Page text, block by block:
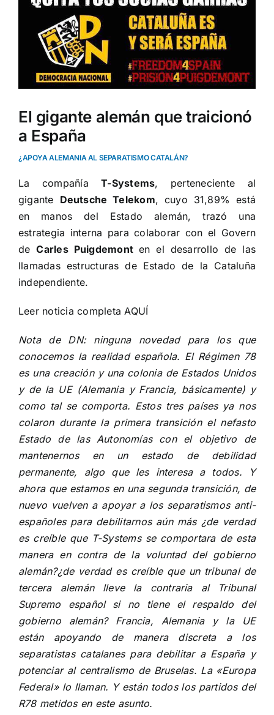
El gigante alemán que traicionó
a España
¿APOYA ALEMANIA AL SEPARATISMO CATALÁN?
La compañíaT-Systems, perteneciente al
gigante Deutsche Telekom, cuyo 31,89% está
en manos del Estado alemán, trazó una
estrategia interna para colaborar con el Govern
deCarles Puigdemont en el desarrollo de las
llamadas estructuras de Estado de la Cataluña
independiente.
Leer noticia completa AQUÍ
Nota de DN: ninguna novedad para los que
conocemos la realidad española. El Régimen 78
es una creación y una colonia de Estados Unidos
y de la UE (Alemania y Francia, básicamente) y
como tal se comporta. Estos tres países ya nos
colaron durante la primera transición el nefasto
Estado de las Autonomías con el objetivo de
mantenernos en un estado de debilidad
permanente, algo que les interesa a todos. Y
ahora que estamos en una segunda transición, de
nuevo vuelven a apoyar a los separatismos anti-
españoles para debilitarnos aún más ¿de verdad
es creíble que T-Systems se comportara de esta
manera en contra de la voluntad del gobierno
alemán?¿de verdad es creíble que un tribunal de
tercera alemán lleve la contraria al Tribunal
Supremo español si no tiene el respaldo del
gobierno alemán? Francia, Alemania y la UE
están apoyando de manera discreta a los
separatistas catalanes para debilitar a España y
potenciar al centralismo de Bruselas. La «Europa
Federal» lo llaman. Y están todos los partidos del
R78 metidos en este asunto.